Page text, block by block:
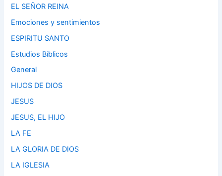
EL SEÑOR REINA
Emociones y sentimientos
ESPIRITU SANTO
Estudios Bíblicos
General
HIJOS DE DIOS
JESUS
JESUS, EL HIJO
LA FE
LA GLORIA DE DIOS
LA IGLESIA